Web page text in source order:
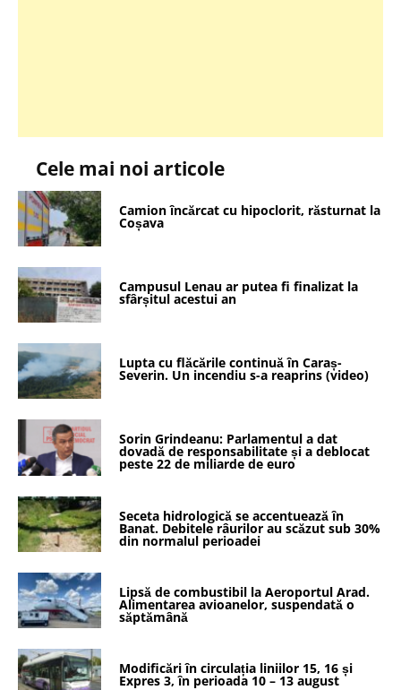
Cele mai noi articole
Camion încărcat cu hipoclorit, răsturnat la
Coșava
Campusul Lenau ar putea fi finalizat la
sfârșitul acestui an
Lupta cu flăcările continuă în Caraș-
Severin. Un incendiu s-a reaprins (video)
Sorin Grindeanu: Parlamentul a dat
dovadă de responsabilitate și a deblocat
peste 22 de miliarde de euro
Seceta hidrologică se accentuează în
Banat. Debitele râurilor au scăzut sub 30%
din normalul perioadei
Lipsă de combustibil la Aeroportul Arad.
Alimentarea avioanelor, suspendată o
săptămână
Modificări în circulația liniilor 15, 16 și
Expres 3, în perioada 10 – 13 august